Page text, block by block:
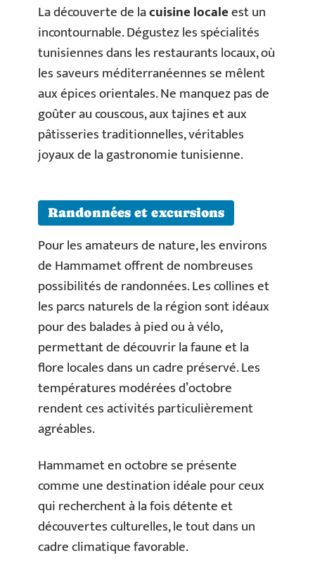
La découverte de lacuisine localeest un
incontournable. Dégustez les spécialités
tunisiennes dans les restaurants locaux, où
les saveurs méditerranéennes se mêlent
aux épices orientales. Ne manquez pas de
goûter au couscous, aux tajines et aux
pâtisseries traditionnelles, véritables
joyaux de la gastronomie tunisienne.
Randonnées et excursions
Pour les amateurs de nature, les environs
de Hammamet offrent de nombreuses
possibilités de randonnées. Les collines et
les parcs naturels de la région sont idéaux
pour des balades à pied ou à vélo,
permettant de découvrir la faune et la
flore locales dans un cadre préservé. Les
températures modérées d’octobre
rendent ces activités particulièrement
agréables.
Hammamet en octobre se présente
comme une destination idéale pour ceux
qui recherchent à la fois détente et
découvertes culturelles, le tout dans un
cadre climatique favorable.